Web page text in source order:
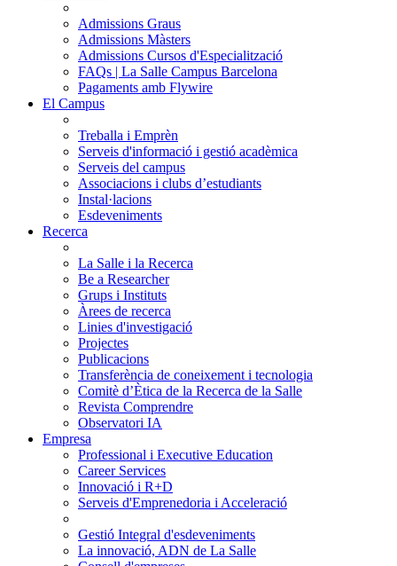
Admissions Graus
Admissions Màsters
Admissions Cursos d'Especialització
FAQs | La Salle Campus Barcelona
Pagaments amb Flywire
El Campus
Treballa i Emprèn
Serveis d'informació i gestió acadèmica
Serveis del campus
Associacions i clubs d’estudiants
Instal·lacions
Esdeveniments
Recerca
La Salle i la Recerca
Be a Researcher
Grups i Instituts
Àrees de recerca
Linies d'investigació
Projectes
Publicacions
Transferència de coneixement i tecnologia
Comitè d’Ètica de la Recerca de la Salle
Revista Comprendre
Observatori IA
Empresa
Professional i Executive Education
Career Services
Innovació i R+D
Serveis d'Emprenedoria i Acceleració
Gestió Integral d'esdeveniments
La innovació, ADN de La Salle